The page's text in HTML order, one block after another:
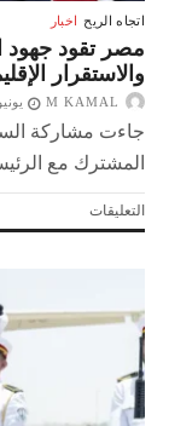
اتجاه الريح اخبار
مصر تقود جهود
والاستقرار
M KAMAL يونيو 01, 2026
جاءت مشاركة
المشترك مع
التعليقاتعلى
مصر
وتدعم